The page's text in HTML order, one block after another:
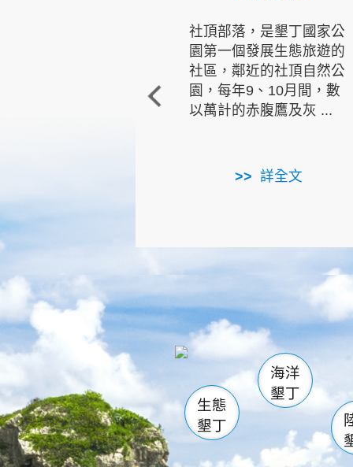
社頂部落，是墾丁國家公
園第一個發展生態旅遊的
社區，鄰近的社頂自然公
園，每年9、10月間，數
以萬計的赤腹鷹及灰 ...
詳全文
龜山 海生館
恆春
龍鑾潭自
瓊麻館
關山
白砂
生態
墾丁
海洋
墾丁